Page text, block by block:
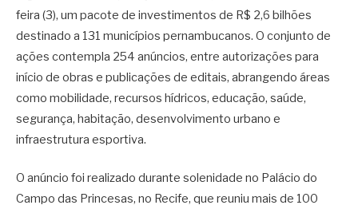
feira (3), um pacote de investimentos de R$ 2,6 bilhões
destinado a 131 municípios pernambucanos. O conjunto de
ações contempla 254 anúncios, entre autorizações para
início de obras e publicações de editais, abrangendo áreas
como mobilidade, recursos hídricos, educação, saúde,
segurança, habitação, desenvolvimento urbano e
infraestrutura esportiva.
O anúncio foi realizado durante solenidade no Palácio do
Campo das Princesas, no Recife, que reuniu mais de 100